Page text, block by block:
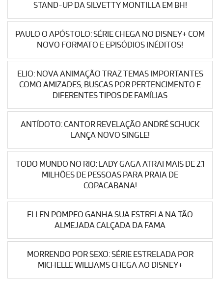
STAND-UP DA SILVETTY MONTILLA EM BH!
PAULO O APÓSTOLO: SÉRIE CHEGA NO DISNEY+ COM
NOVO FORMATO E EPISÓDIOS INÉDITOS!
ELIO: NOVA ANIMAÇÃO TRAZ TEMAS IMPORTANTES
COMO AMIZADES, BUSCAS POR PERTENCIMENTO E
DIFERENTES TIPOS DE FAMÍLIAS
ANTÍDOTO: CANTOR REVELAÇÃO ANDRÉ SCHUCK
LANÇA NOVO SINGLE!
TODO MUNDO NO RIO: LADY GAGA ATRAI MAIS DE 2.1
MILHÕES DE PESSOAS PARA PRAIA DE
COPACABANA!
ELLEN POMPEO GANHA SUA ESTRELA NA TÃO
ALMEJADA CALÇADA DA FAMA
MORRENDO POR SEXO: SÉRIE ESTRELADA POR
MICHELLE WILLIAMS CHEGA AO DISNEY+